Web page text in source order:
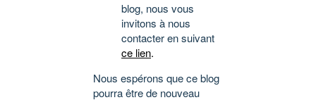
blog, nous vous
invitons à nous
contacter en suivant
ce lien.
Nous espérons que ce blog
pourra être de nouveau